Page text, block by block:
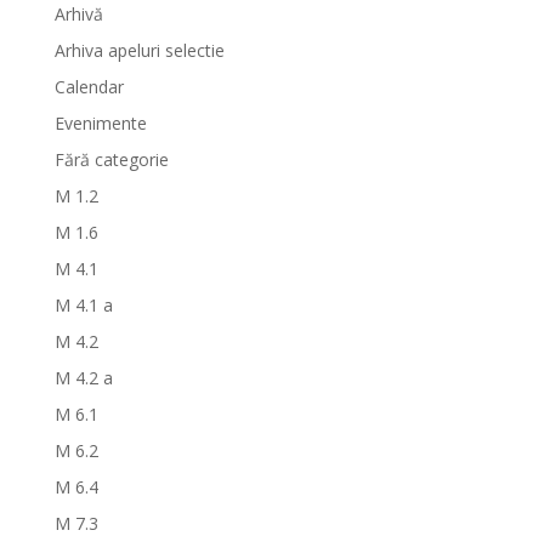
Arhivă
Arhiva apeluri selectie
Calendar
Evenimente
Fără categorie
M 1.2
M 1.6
M 4.1
M 4.1 a
M 4.2
M 4.2 a
M 6.1
M 6.2
M 6.4
M 7.3